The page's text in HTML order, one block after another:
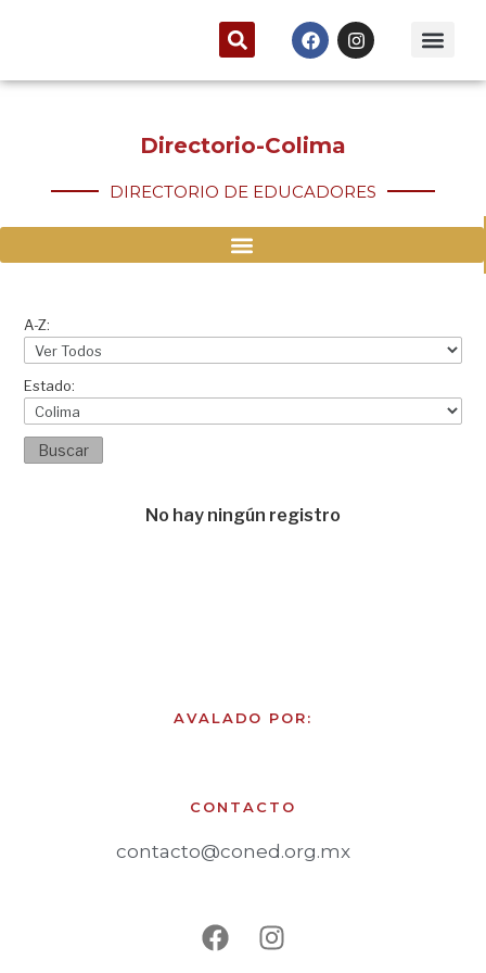
Directorio-Colima
DIRECTORIO DE EDUCADORES
A-Z:
Estado:
Buscar
No hay ningún registro
AVALADO POR:
CONTACTO
contacto@coned.org.mx